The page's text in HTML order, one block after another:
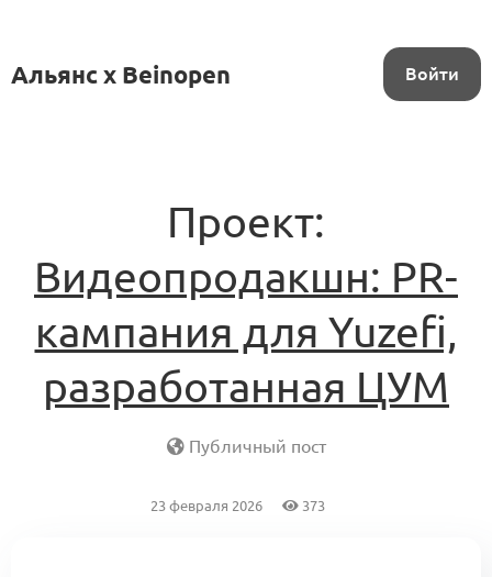
Альянс x Beinopen Войти
Проект:
Видеопродакшн: PR-
кампания для Yuzefi,
разработанная ЦУМ
Публичный пост
23 февраля 2026 373